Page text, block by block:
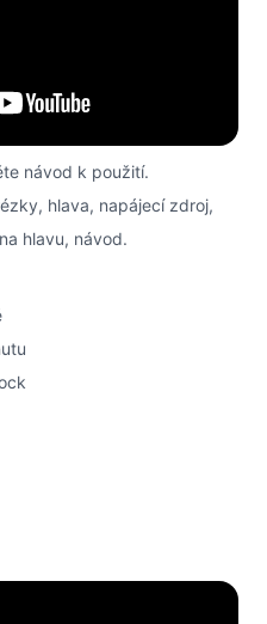
návod k použití.
hlava, napájecí zdroj,
hlavu, návod.